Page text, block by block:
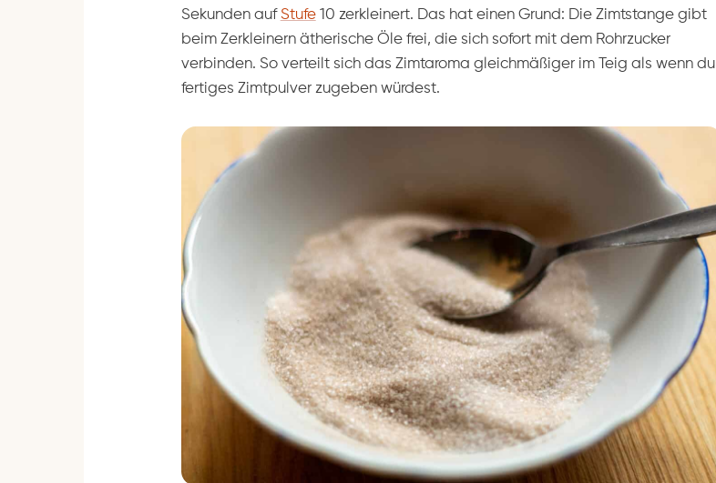
Sekunden aufStufe10 zerkleinert. Das hat einen Grund: Die Zimtstange gibt
beim Zerkleinern ätherische Öle frei, die sich sofort mit dem Rohrzucker
verbinden. So verteilt sich das Zimtaroma gleichmäßiger im Teig als wenn du
fertiges Zimtpulver zugeben würdest.